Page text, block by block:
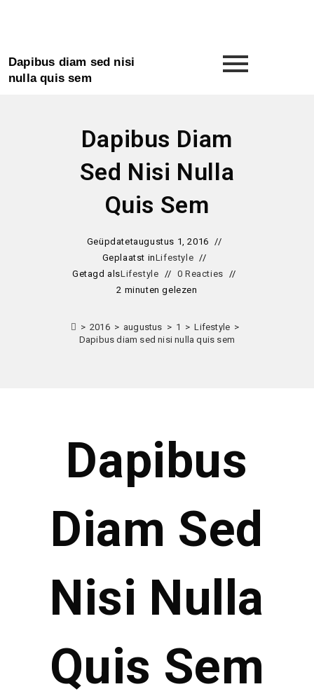
Dapibus diam sed nisi
nulla quis sem
Dapibus Diam
Sed Nisi Nulla
Quis Sem
Geüpdatetaugustus 1, 2016
Geplaatst inLifestyle
Getagd alsLifestyle
0 Reacties
2 minuten gelezen
> 2016 > augustus > 1 > Lifestyle >
Dapibus diam sed nisi nulla quis sem
Dapibus
Diam Sed
Nisi Nulla
Quis Sem